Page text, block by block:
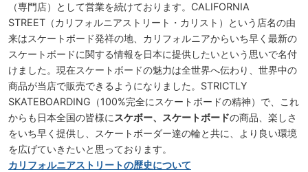
（専門店）として営業を続けております。CALIFORNIA
STREET（カリフォルニアストリート・カリスト）という店名の由
来はスケートボード発祥の地、カリフォルニアからいち早く最新の
スケートボードに関する情報を日本に提供したいという思いで名付
けました。現在スケートボードの魅力は全世界へ伝わり、世界中の
商品が当店で販売できるようになりました。STRICTLY
SKATEBOARDING（100%完全にスケートボードの精神）で、これ
からも日本全国の皆様に スケボー、スケートボードの商品、楽しさ
をいち早く提供し、スケートボーダー達の輪と共に、より良い環境
を広げていきたいと思っております。
カリフォルニアストリートの歴史について